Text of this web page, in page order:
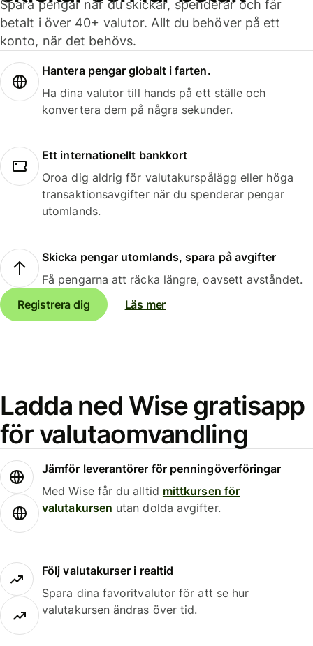
Spara pengar när du skickar, spenderar och får
betalt i över 40+ valutor. Allt du behöver på ett
konto, när det behövs.
Hantera pengar globalt i farten.
Ha dina valutor till hands på ett ställe och
konvertera dem på några sekunder.
Ett internationellt bankkort
Oroa dig aldrig för valutakurspålägg eller höga
transaktionsavgifter när du spenderar pengar
utomlands.
Skicka pengar utomlands, spara på avgifter
Få pengarna att räcka längre, oavsett avståndet.
Registrera dig
Läs mer
Ladda ned Wise gratisapp
för valutaomvandling
Jämför leverantörer för penningöverföringar
Med Wise får du alltid mittkursen för
valutakursen utan dolda avgifter.
Följ valutakurser i realtid
Spara dina favoritvalutor för att se hur
valutakursen ändras över tid.